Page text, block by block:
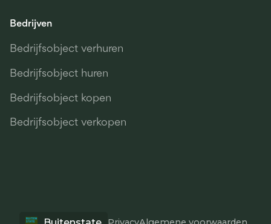
Bedrijven
Bedrijfsobject verhuren
Bedrijfsobject huren
Bedrijfsobject kopen
Bedrijfsobject verkopen